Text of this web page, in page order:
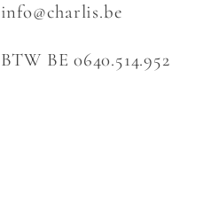
info@charlis.be
BTW BE 0640.514.952